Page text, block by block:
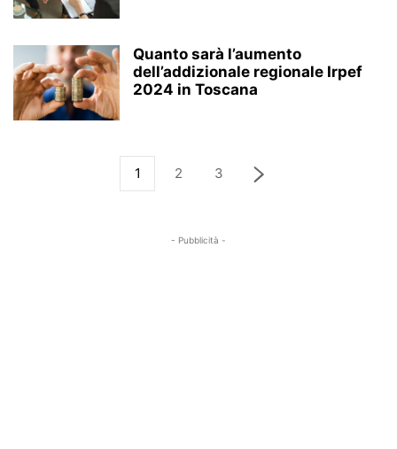
Quanto sarà l’aumento
dell’addizionale regionale Irpef
2024 in Toscana
1 2 3
- Pubblicità -